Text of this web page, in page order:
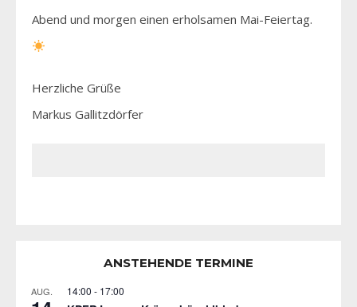
Abend und morgen einen erholsamen Mai-Feiertag.
Herzliche Grüße
Markus Gallitzdörfer
ANSTEHENDE TERMINE
AUG. 14:00 - 17:00